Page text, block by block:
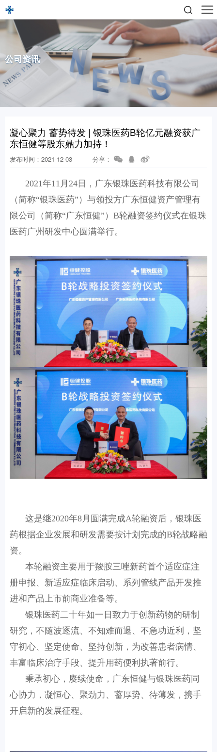
公司资讯
凝心聚力 蓄势待发 | 银珠医药B轮亿元融资获广
东恒健等股东鼎力加持！
发布时间：2021-12-03 分享：
2021年11月24日，广东银珠医药科技有限公司
（简称“银珠医药”）与领投方广东恒健资产管理有
限公司（简称“广东恒健”）B轮融资签约仪式在银珠
医药广州研发中心圆满举行。
这是继2020年8月圆满完成A轮融资后，银珠医
药根据企业发展和研发需要按计划完成的B轮战略融
资。
本轮融资主要用于羧胺三唑新药首个适应症注
册申报、新适应症临床启动、系列管线产品开发推
进和产品上市前商业准备等。
银珠医药二十年如一日致力于创新药物的研制
研究，不随波逐流、不知难而退、不急功近利，坚
守初心、坚定使命、坚持创新，为改善患者病情、
丰富临床治疗手段、提升用药便利执著前行。
秉承初心，赓续使命，广东恒健与银珠医药同
心协力，凝恒心、聚劲力、蓄厚势、待薄发，携手
开启新的发展征程。